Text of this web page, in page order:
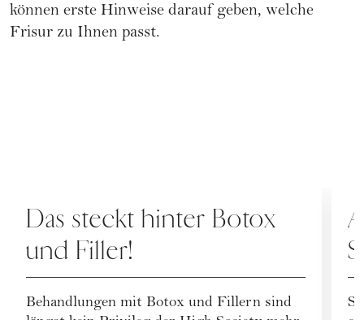
können erste Hinweise darauf geben, welche
Frisur zu Ihnen passt.
Das steckt hinter Botox
und Filler!
Behandlungen mit Botox und Fillern sind